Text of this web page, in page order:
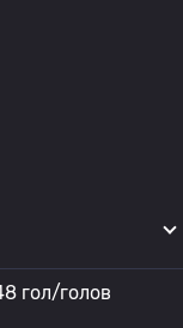
гол/голов